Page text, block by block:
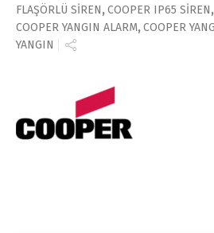
FLAŞÖRLÜ SİREN,COOPER IP65 SİREN,
COOPER YANGIN ALARM,COOPER
YANGIN